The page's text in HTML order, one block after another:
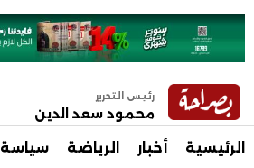
رئيس التحرير
محمود سعد الدين
الرئيسية أخبار الرياضة سياسة